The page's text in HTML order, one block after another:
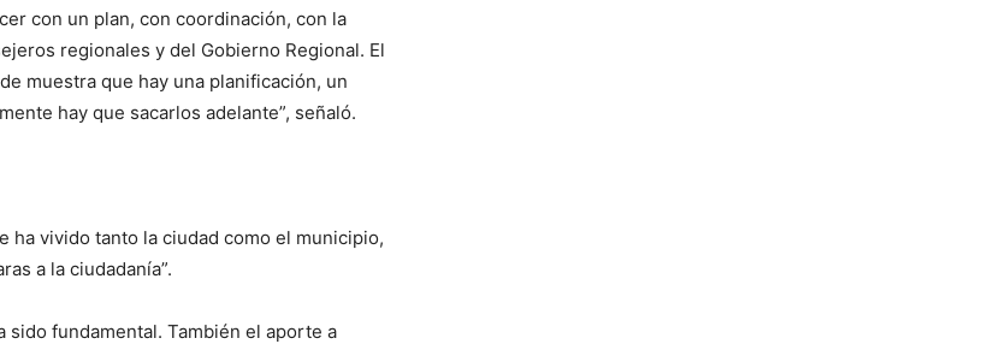
con un plan, con coordinación, con la
regionales y del Gobierno Regional. El
muestra que hay una planificación, un
hay que sacarlos adelante”, señaló.
ha vivido tanto la ciudad como el municipio,
a la ciudadanía”.
sido fundamental. También el aporte a